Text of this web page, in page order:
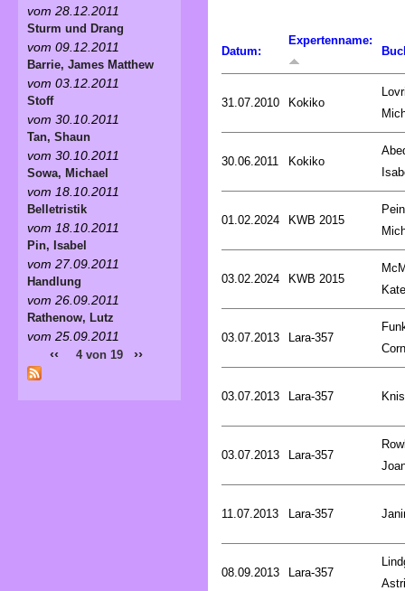
Datum:
Expertenname:
31.07.2010 Kokiko
30.06.2011 Kokiko
01.02.2024 KWB 2015
03.02.2024 KWB 2015
Kate
03.07.2013 Lara-357
03.07.2013 Lara-357
03.07.2013 Lara-357
11.07.2013 Lara-357
08.09.2013 Lara-357
vom 28.12.2011
Sturm und Drang
vom 09.12.2011
Barrie, James Matthew
vom 03.12.2011
Stoff
vom 30.10.2011
Tan, Shaun
vom 30.10.2011
Sowa, Michael
vom 18.10.2011
Belletristik
vom 18.10.2011
Pin, Isabel
vom 27.09.2011
Handlung
vom 26.09.2011
Rathenow, Lutz
vom 25.09.2011
‹‹ 4 von 19 ››